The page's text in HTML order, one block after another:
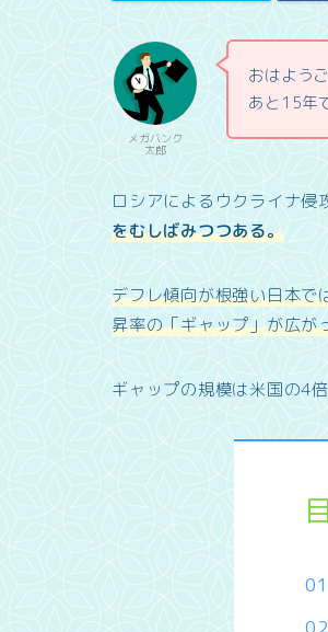
メガバンク
太郎
おはよう
あと15年
ロシアによるウクライナ侵
をむしばみつつある。
デフレ傾向が根強い日本で
昇率の「ギャップ」が広が
ギャップの規模は米国の4